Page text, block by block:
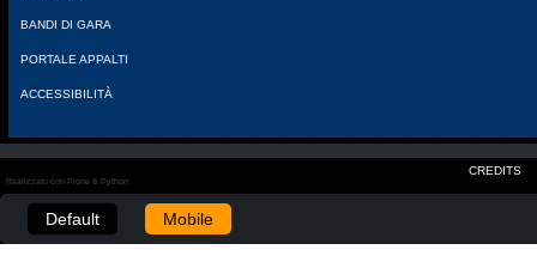
BANDI DI GARA
PORTALE APPALTI
ACCESSIBILITÀ
CREDITS
Realizzato con Plone & Python
Default Mobile